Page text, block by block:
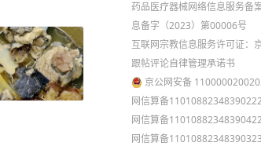
药品医疗器械网络信息服务备
息备字（2023）第00006号
互联网宗教信息服务许可证：
跟帖评论自律管理承诺书
京公网安备
网信算备
网信算备
网信算备